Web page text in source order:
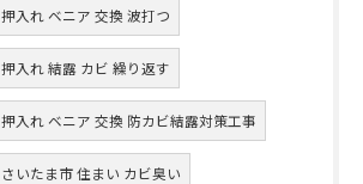
押入れ ベニア 交換 波打つ
押入れ 結露 カビ 繰り返す
押入れ ベニア 交換 防カビ結露対策工事
さいたま市 住まい カビ臭い